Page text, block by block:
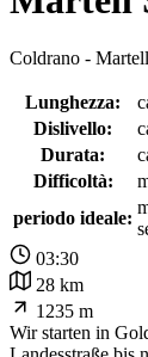
Coldrano -
Lunghezza:
Dislivello:
Durata:
Difficoltà:
periodo ideale:
03:30
28 km
1235 m
Wir starten in